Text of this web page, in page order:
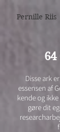
Pernille Riis
​Disse ark
essensen af
kende og
gøre dit